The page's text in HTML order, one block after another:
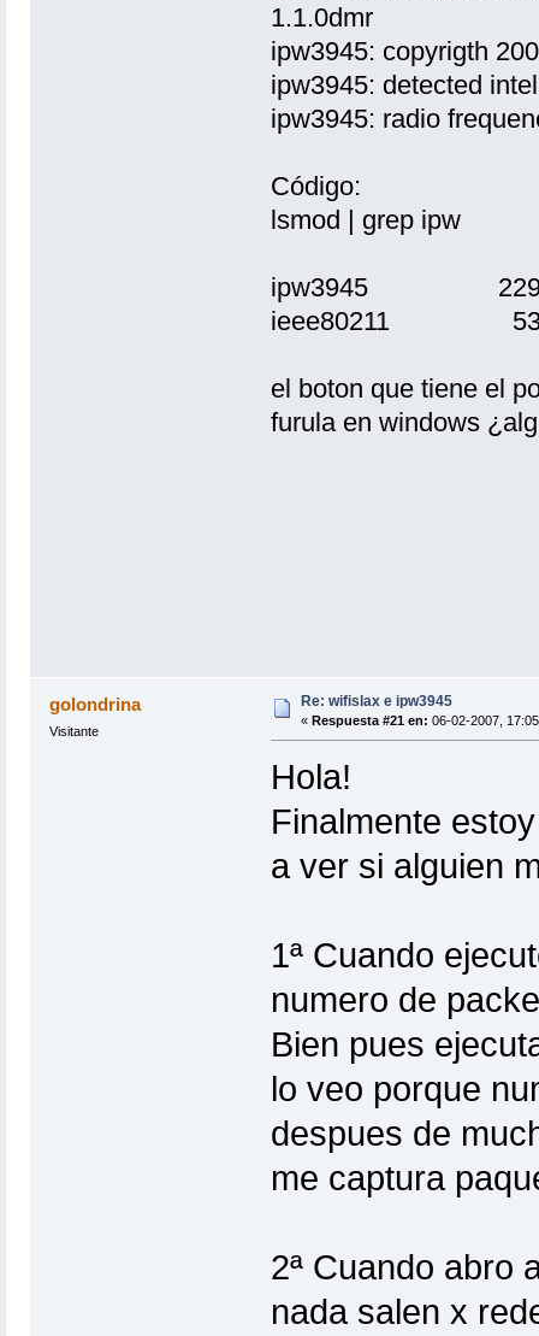
1.1.0dmr
ipw3945: copyrigth
ipw3945: detected
ipw3945: radio
Código:
lsmod | grep ipw
ipw3945
ieee80211
el boton que tiene el
furula en windows
golondrina
Visitante
Re: wifislax e ipw3945
« Respuesta #21 en: 06-02-2007,
Hola!
Finalmente
a ver si alguien
1ª Cuando
numero de
Bien pues
lo veo porque
despues de
me captura
2ª Cuando abro
nada salen x